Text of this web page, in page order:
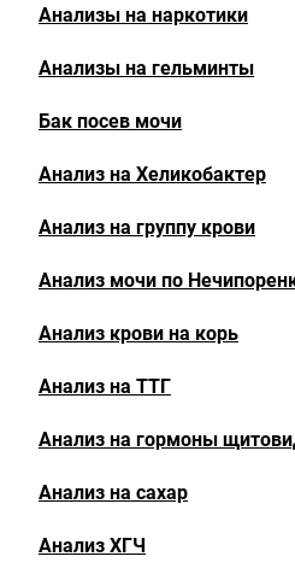
Анализы на наркотики
Анализы на гельминты
Бак посев мочи
Анализ на Хеликобактер
Анализ на группу крови
Анализ мочи по
Анализ крови на корь
Анализ на ТТГ
Анализ на гормоны
Анализ на сахар
Анализ ХГЧ